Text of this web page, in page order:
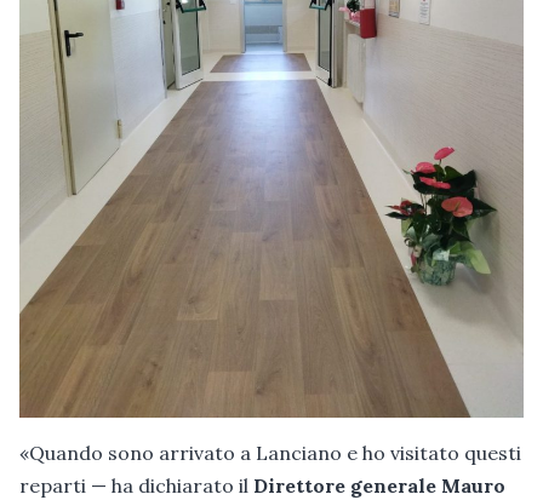
«Quando sono arrivato a Lanciano e ho visitato questi
reparti — ha dichiarato il Direttore generale Mauro